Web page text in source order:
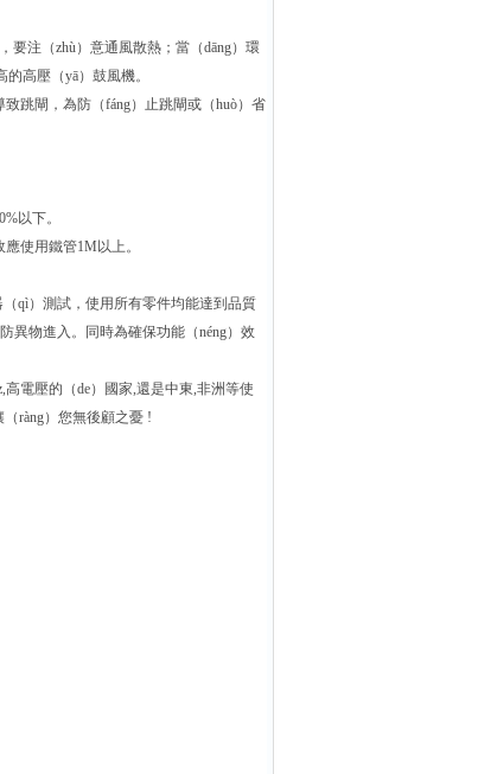
注（zhù）意通風散熱；當（dāng）環
高壓（yā）鼓風機。
跳閘，為防（fáng）止跳閘或（huò）省
以下。
使用鐵管1M以上。
qì）測試，使用所有零件均能達到品質
異物進入。同時為確保功能（néng）效
電壓的（de）國家,還是中東,非洲等使
ràng）您無後顧之憂 !